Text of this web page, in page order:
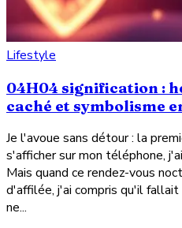
Lifestyle
04H04 signification :
caché et symbolisme
Je l'avoue sans détour : la
s'afficher sur mon téléphone,
Mais quand ce rendez-vous
d'affilée, j'ai compris qu'il fallait
ne...